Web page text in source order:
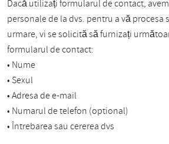
Dacă utilizați formularul de contact,
personale de la dvs. pentru a vă procesa
urmare, vi se solicită să furnizați
formularul de contact:
• Nume
• Sexul
• Adresa de e-mail
• Numarul de telefon (optional)
• Întrebarea sau cererea dvs